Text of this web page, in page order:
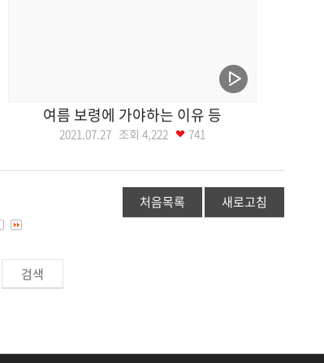
여름 보령에 가야하는 이유 등
2021.07.27 조회 4,222 741
처음목록 새로고침